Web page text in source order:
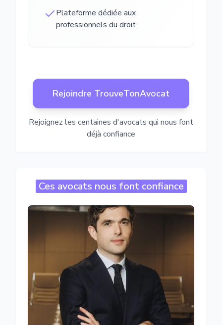
Plateforme dédiée aux
professionnels du droit
Rejoindre TrouveTonAvocat
Rejoignez les centaines d'avocats qui nous font
déjà confiance
Ces avocats nous font confiance